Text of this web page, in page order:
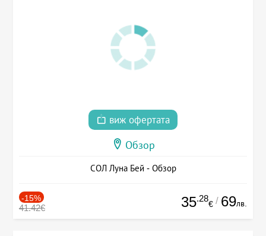
виж офертата
Обзор
СОЛ Луна Бей - Обзор
-15%
41.42€ 35.28
€ / 69лв.